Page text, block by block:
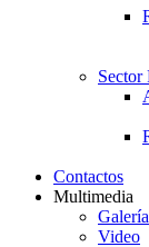
Sector
Contactos
Multimedia
Galería
Video